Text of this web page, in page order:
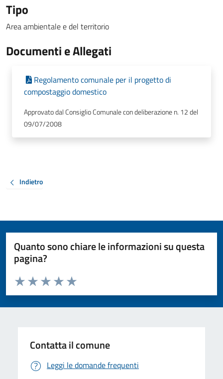
Tipo
Area ambientale e del territorio
Documenti e Allegati
Regolamento comunale per il progetto di
compostaggio domestico
Approvato dal Consiglio Comunale con deliberazione n. 12 del
09/07/2008
Indietro
Quanto sono chiare le informazioni su questa
pagina?
Valuta da 1 a 5 stelle la pagina
Valuta 5 stelle su 5
Valuta 4 stelle su 5
Valuta 3 stelle su 5
Valuta 2 stelle su 5
Valuta 1 stelle su 5
Contatta il comune
Leggi le domande frequenti